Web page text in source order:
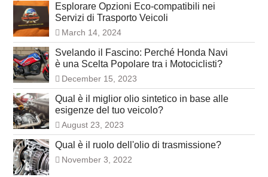
Esplorare Opzioni Eco-compatibili nei
Servizi di Trasporto Veicoli
March 14, 2024
Svelando il Fascino: Perché Honda Navi
è una Scelta Popolare tra i Motociclisti?
December 15, 2023
Qual è il miglior olio sintetico in base alle
esigenze del tuo veicolo?
August 23, 2023
Qual è il ruolo dell'olio di trasmissione?
November 3, 2022